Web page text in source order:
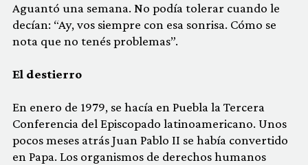
Aguantó una semana. No podía tolerar cuando le
decían: “Ay, vos siempre con esa sonrisa. Cómo se
nota que no tenés problemas”.
El destierro
En enero de 1979, se hacía en Puebla la Tercera
Conferencia del Episcopado latinoamericano. Unos
pocos meses atrás Juan Pablo II se había convertido
en Papa. Los organismos de derechos humanos